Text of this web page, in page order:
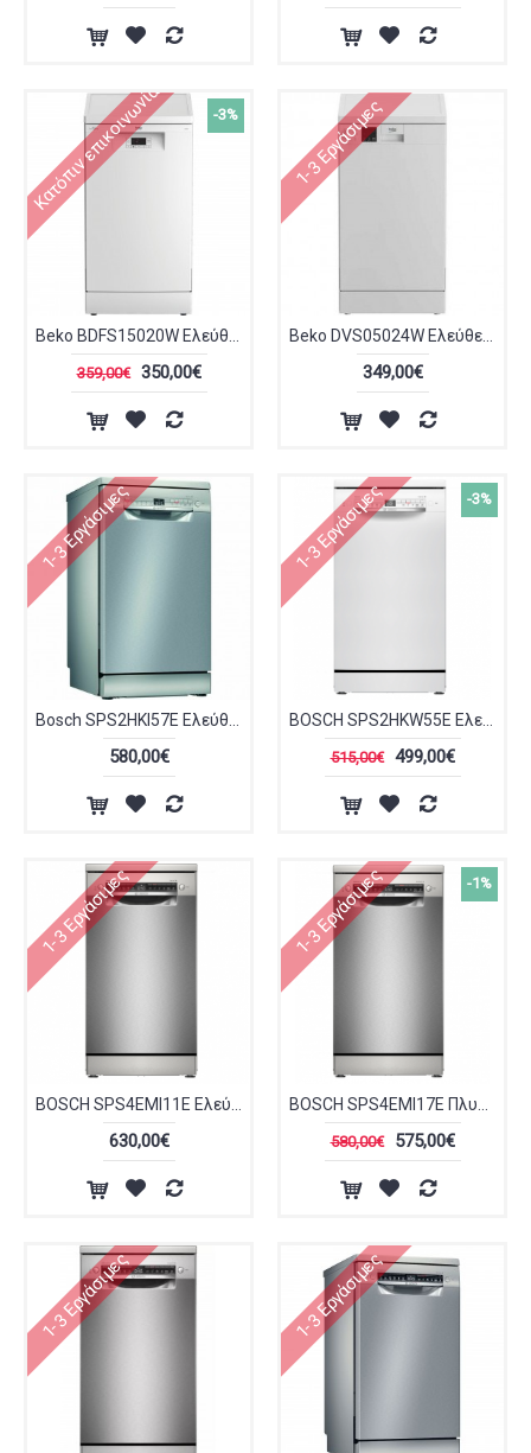
-3%
Κατόπιν επικοινωνίας
359,00€ 350,00€
1-3 Εργάσιμες
349,00€
1-3 Εργάσιμες
580,00€
-3%
1-3 Εργάσιμες
515,00€ 499,00€
1-3 Εργάσιμες
630,00€
-1%
1-3 Εργάσιμες
580,00€ 575,00€
1-3 Εργάσιμες 1-3 Εργάσιμες